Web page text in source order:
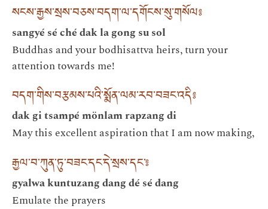
སངས་རྒྱས་སྲས་བཅས་བདག་ལ་དགོངས་སུ་གསོལ༔
sangyé sé ché dak la gong su sol
Buddhas and your bodhisattva heirs, turn your
attention towards me!
བདག་གིས་བརྩམས་པའི་སྨོན་ལམ་རབ་བཟང་འདི༔
dak gi tsampé mönlam rapzang di
May this excellent aspiration that I am now making,
རྒྱལ་བ་ཀུན་ཏུ་བཟང་དང་དེ་སྲས་དང་༔
gyalwa kuntuzang dang dé sé dang
Emulate the prayers